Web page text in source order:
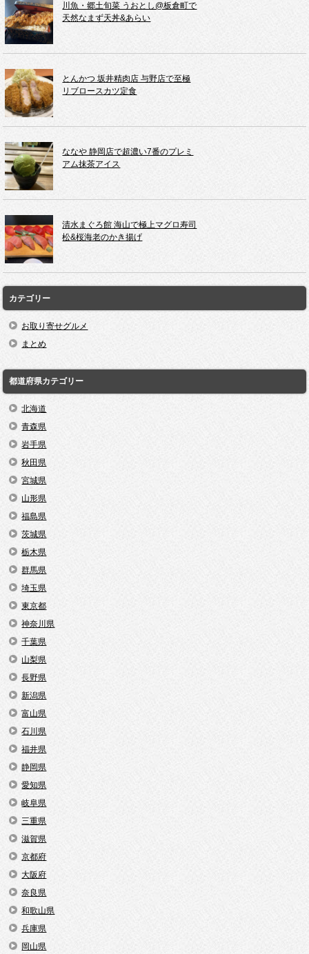
川魚・郷土旬菜 うおとし@板倉町で
天然なまず天丼&あらい
とんかつ 坂井精肉店 与野店で至極
リブロースカツ定食
ななや 静岡店で超濃い7番のプレミ
アム抹茶アイス
清水まぐろ館 海山で極上マグロ寿司
松&桜海老のかき揚げ
カテゴリー
お取り寄せグルメ
まとめ
都道府県カテゴリー
北海道
青森県
岩手県
秋田県
宮城県
山形県
福島県
茨城県
栃木県
群馬県
埼玉県
東京都
神奈川県
千葉県
山梨県
長野県
新潟県
富山県
石川県
福井県
静岡県
愛知県
岐阜県
三重県
滋賀県
京都府
大阪府
奈良県
和歌山県
兵庫県
岡山県